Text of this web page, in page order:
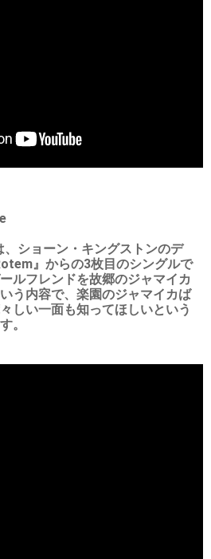
、ショーン・キングストンのデ
』からの3枚目のシングルで
ルフレンドを故郷のジャマイカ
う内容で、楽園のジャマイカば
しい一面も知ってほしいという
。